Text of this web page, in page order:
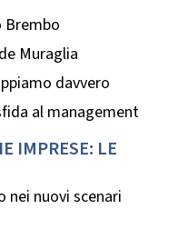
Brembo
Muraglia
davvero
al management
IMPRESE: LE
nei nuovi scenari